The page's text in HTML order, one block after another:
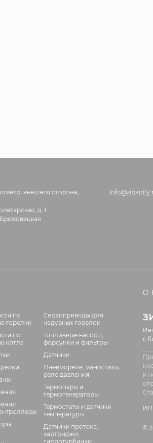
внешняя сторона,
д. 1
по
горелки
по
котла
Сервоприводы для
надувных горелок
Топливные насосы,
форсунки и фильтры
Датчики
Пневмореле, маностаты,
реле давления
Термопары и
термогенераторы
Термостаты и датчики
температуры
Датчики протока,
картриджи,
гидротурбинки
О
с
и
ИП
©